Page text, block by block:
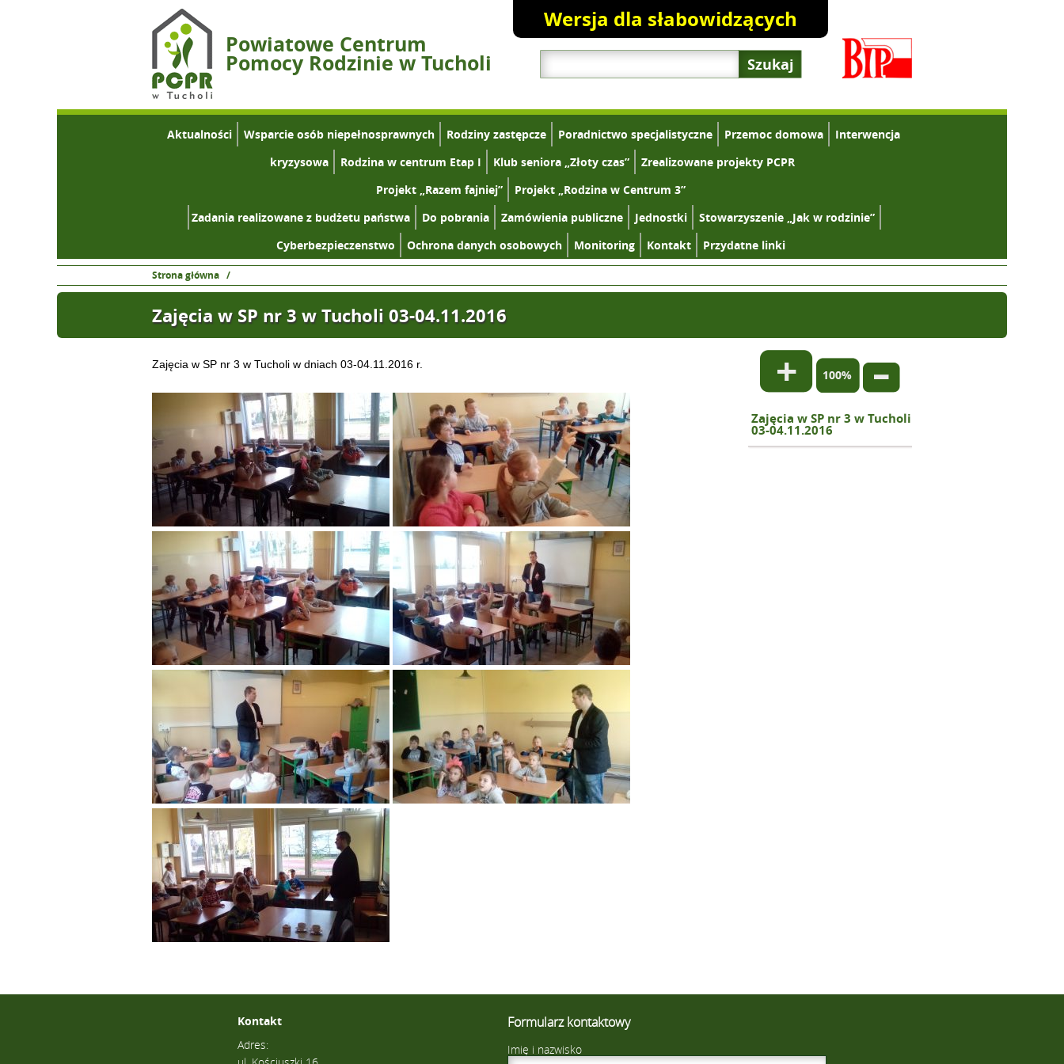
Powiatowe Centrum
Pomocy Rodzinie w Tucholi
Wersja dla słabowidzących
Aktualności Wsparcie osób niepełnosprawnych Rodziny zastępcze Poradnictwo specjalistyczne Przemoc domowa
Interwencja
kryzysowa
Rodzina w centrum Etap I Klub seniora „Złoty czas”
Zrealizowane projekty PCPR
Projekt „Razem fajniej”
Projekt „Rodzina w Centrum 3”
Zadania realizowane z budżetu państwa
Do pobrania Zamówienia publiczne Jednostki
Stowarzyszenie „Jak w rodzinie”
Cyberbezpieczenstwo
Ochrona danych osobowych Monitoring Kontakt Przydatne linki
Strona główna /
Zajęcia w SP nr 3 w Tucholi 03-04.11.2016
Zajęcia w SP nr 3 w Tucholi w dniach 03-04.11.2016 r.
Zwiększ
rozmiar
tekstu
Normalny
rozmiar
tekstu
Zmniejsz
rozmiar
tekstu
Zajęcia w SP nr 3 w Tucholi
03-04.11.2016
Kontakt
Adres:
Formularz kontaktowy
Imię i nazwisko